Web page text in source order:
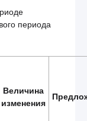
периода
Величина
изменения